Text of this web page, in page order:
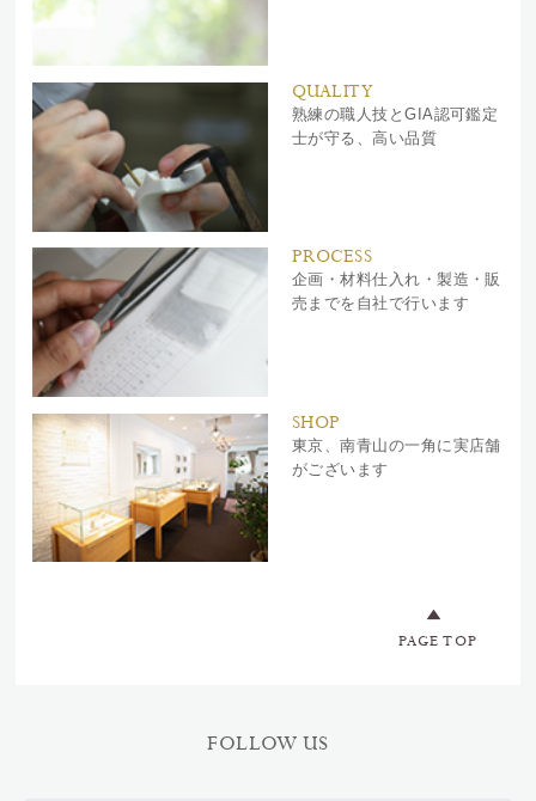
QUALITY
熟練の職人技とGIA認可鑑定
士が守る、高い品質
PROCESS
企画・材料仕入れ・製造・販
売までを自社で行います
SHOP
東京、南青山の一角に実店舗
がございます
PAGE TOP
FOLLOW US